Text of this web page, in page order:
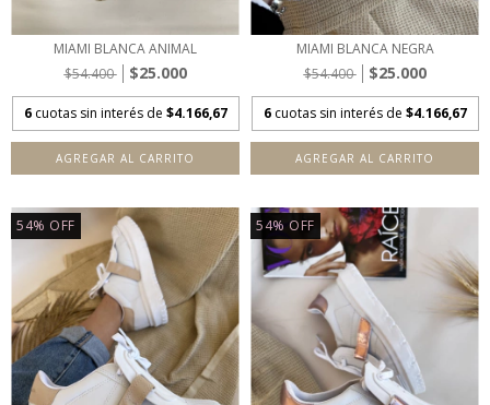
MIAMI BLANCA ANIMAL
$54.400
$25.000
6 cuotas sin interés de $4.166,67
AGREGAR AL CARRITO
MIAMI BLANCA NEGRA
$54.400
$25.000
6 cuotas sin interés de $4.166,67
AGREGAR AL CARRITO
54% OFF 54% OFF